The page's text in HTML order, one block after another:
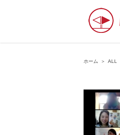
ホーム ＞ ALL